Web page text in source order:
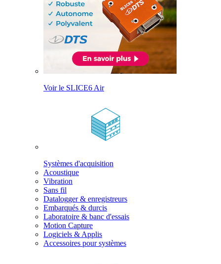
Voir le SLICE6 Air
Systèmes d'acquisition
Acoustique
Vibration
Sans fil
Datalogger & enregistreurs
Embarqués & durcis
Laboratoire & banc d'essais
Motion Capture
Logiciels & Applis
Accessoires pour systèmes